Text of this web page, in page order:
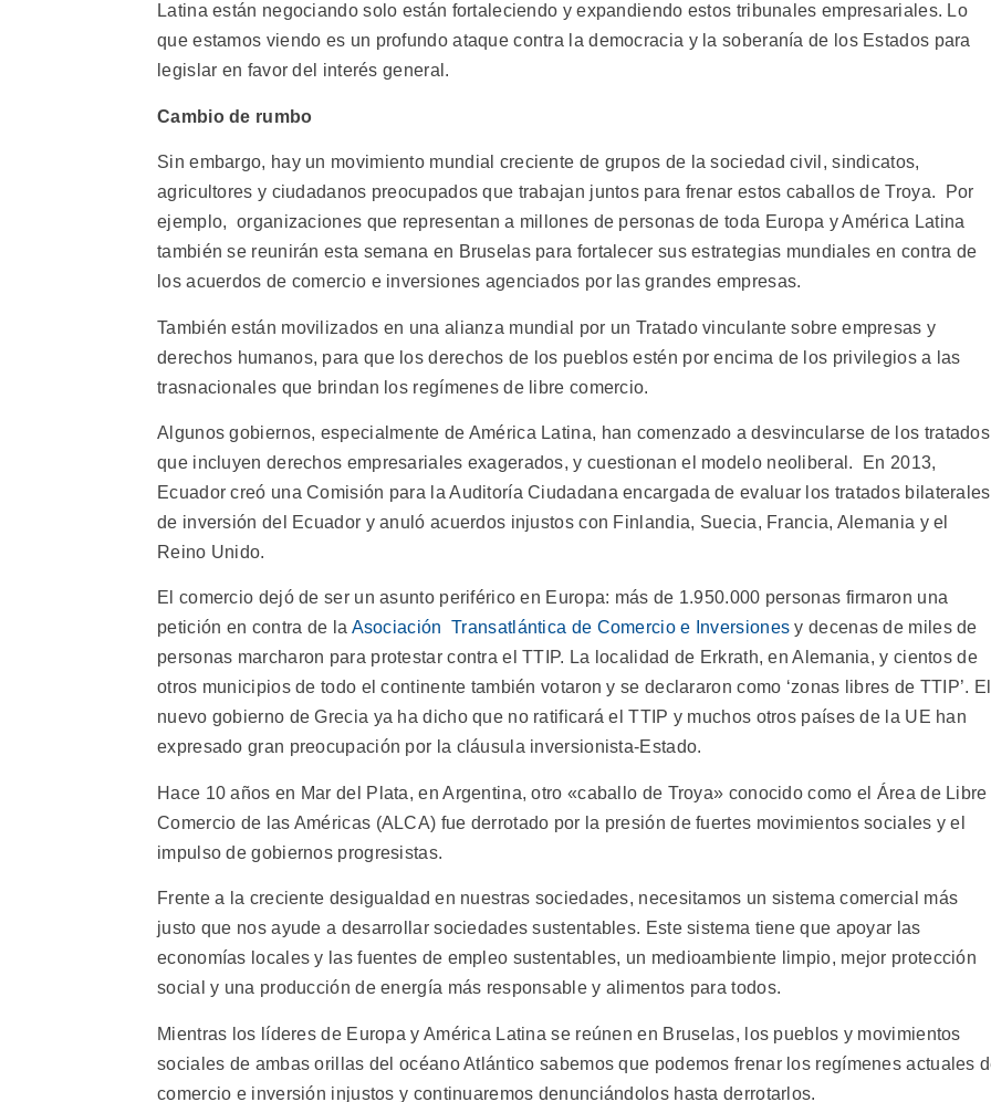
Latina están negociando solo están fortaleciendo y expandiendo estos tribunales empresariales. Lo
que estamos viendo es un profundo ataque contra la democracia y la soberanía de los Estados para
legislar en favor del interés general.
Cambio de rumbo
Sin embargo, hay un movimiento mundial creciente de grupos de la sociedad civil, sindicatos,
agricultores y ciudadanos preocupados que trabajan juntos para frenar estos caballos de Troya. Por
ejemplo, organizaciones que representan a millones de personas de toda Europa y América Latina
también se reunirán esta semana en Bruselas para fortalecer sus estrategias mundiales en contra de
los acuerdos de comercio e inversiones agenciados por las grandes empresas.
También están movilizados en una alianza mundial por un Tratado vinculante sobre empresas y
derechos humanos, para que los derechos de los pueblos estén por encima de los privilegios a las
trasnacionales que brindan los regímenes de libre comercio.
Algunos gobiernos, especialmente de América Latina, han comenzado a desvincularse de los tratados
que incluyen derechos empresariales exagerados, y cuestionan el modelo neoliberal. En 2013,
Ecuador creó una Comisión para la Auditoría Ciudadana encargada de evaluar los tratados bilaterales
de inversión del Ecuador y anuló acuerdos injustos con Finlandia, Suecia, Francia, Alemania y el
Reino Unido.
El comercio dejó de ser un asunto periférico en Europa: más de 1.950.000 personas firmaron una
petición en contra de la Asociación Transatlántica de Comercio e Inversiones y decenas de miles de
personas marcharon para protestar contra el TTIP. La localidad de Erkrath, en Alemania, y cientos de
otros municipios de todo el continente también votaron y se declararon como ‘zonas libres de TTIP’. El
nuevo gobierno de Grecia ya ha dicho que no ratificará el TTIP y muchos otros países de la UE han
expresado gran preocupación por la cláusula inversionista-Estado.
Hace 10 años en Mar del Plata, en Argentina, otro «caballo de Troya» conocido como el Área de Libre
Comercio de las Américas (ALCA) fue derrotado por la presión de fuertes movimientos sociales y el
impulso de gobiernos progresistas.
Frente a la creciente desigualdad en nuestras sociedades, necesitamos un sistema comercial más
justo que nos ayude a desarrollar sociedades sustentables. Este sistema tiene que apoyar las
economías locales y las fuentes de empleo sustentables, un medioambiente limpio, mejor protección
social y una producción de energía más responsable y alimentos para todos.
Mientras los líderes de Europa y América Latina se reúnen en Bruselas, los pueblos y movimientos
sociales de ambas orillas del océano Atlántico sabemos que podemos frenar los regímenes actuales
comercio e inversión injustos y continuaremos denunciándolos hasta derrotarlos.